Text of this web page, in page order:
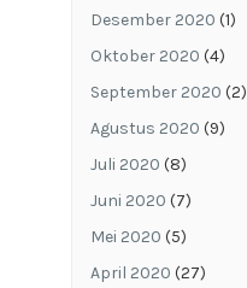
Desember 2020 (1)
Oktober 2020 (4)
September 2020 (2)
Agustus 2020 (9)
Juli 2020 (8)
Juni 2020 (7)
Mei 2020 (5)
April 2020 (27)